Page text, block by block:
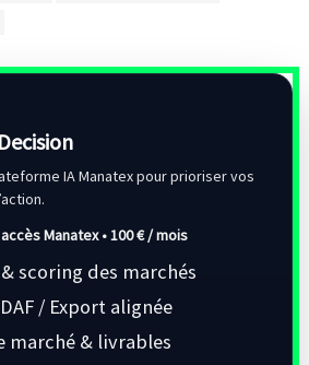
IA Manatex pour prioriser vos
Manatex •100 € / mois
scoring des marchés
/ Export alignée
marché & livrables